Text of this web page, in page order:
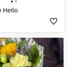
Небо